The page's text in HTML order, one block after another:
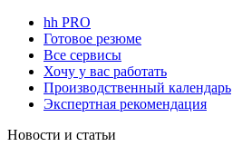
hh PRO
Готовое резюме
Все сервисы
Хочу у вас работать
Производственный календарь
Экспертная рекомендация
Новости и статьи